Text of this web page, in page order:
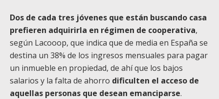
Dos de cada tres jóvenes que están buscando casa
prefieren adquirirla en régimen de cooperativa,
según Lacooop, que indica que de media en España se
destina un 38% de los ingresos mensuales para pagar
un inmueble en propiedad, de ahí que los bajos
salarios y la falta de ahorro dificulten el acceso de
aquellas personas que desean emanciparse.